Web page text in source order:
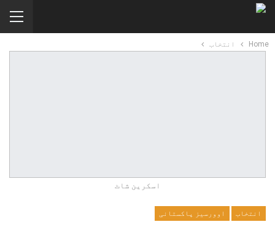
Home انتخاب
اسکرین شاٹ
انتخاب اوورسیز پاکستانی